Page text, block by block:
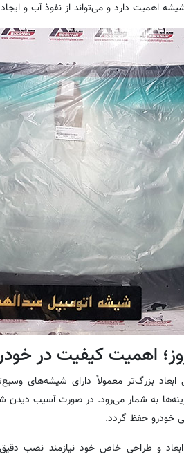
اهمیت دارد و می‌تواند از نفوذ آب و
اهمیت کیفیت در
بزرگ‌تر معمولاً دارای شیشه‌های
به شمار می‌رود. در صورت آسیب دیدن
خودرو حفظ گردد.
ابعاد و طراحی خاص خود نیازمند نصب